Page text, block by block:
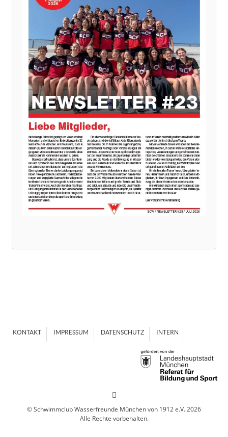
KONTAKT IMPRESSUM DATENSCHUTZ INTERN
© Schwimmclub Wasserfreunde München von 1912 e.V. 2026
Alle Rechte vorbehalten.